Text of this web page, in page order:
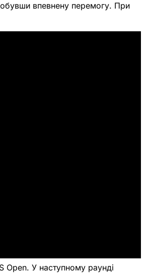
впевнену перемогу. При
Open. У наступному раунді